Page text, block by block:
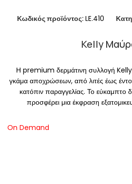
Κωδικός προϊόντος: LE.410
Kelly
Η premium δερμάτινη συλλογή Kelly
γκάμα αποχρώσεων, από λιτές έως
κατόπιν παραγγελίας. Το εύκαμπτο
προσφέρει μια έκφραση
On Demand